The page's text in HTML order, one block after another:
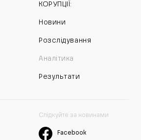
КОРУПЦІЇ:
Новини
Розслідування
Аналітика
Результати
Слідкуйте за новинами
Facebook